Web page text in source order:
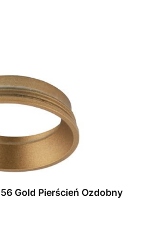
Gold Pierścień Ozdobny